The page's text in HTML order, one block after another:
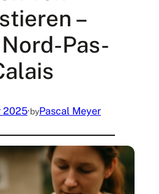
–
Pas-
2025·byPascal Meyer